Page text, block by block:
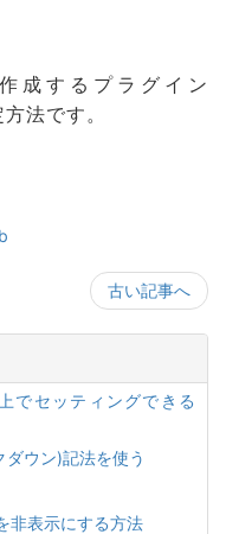
成するプラグイン
法です。
古い記事へ
でセッティングできる
ウン)記法を使う
非表示にする方法